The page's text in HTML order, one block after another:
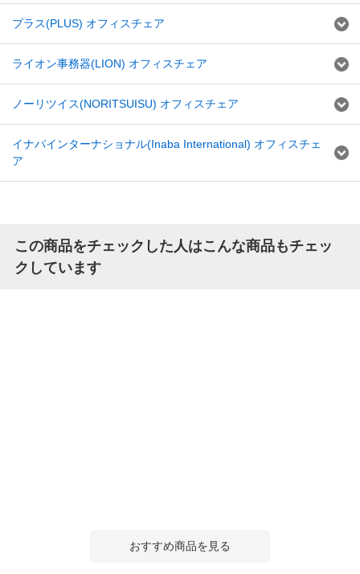
プラス(PLUS) オフィスチェア
ライオン事務器(LION) オフィスチェア
ノーリツイス(NORITSUISU) オフィスチェア
イナバインターナショナル(Inaba International) オフィスチェ
ア
この商品をチェックした人はこんな商品もチェッ
クしています
おすすめ商品を見る